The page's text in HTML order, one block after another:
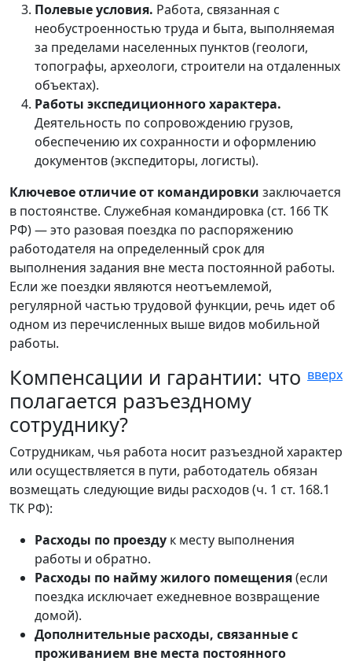
Полевые условия. Работа, связанная с
необустроенностью труда и быта, выполняемая
за пределами населенных пунктов (геологи,
топографы, археологи, строители на отдаленных
объектах).
Работы экспедиционного характера.
Деятельность по сопровождению грузов,
обеспечению их сохранности и оформлению
документов (экспедиторы, логисты).
Ключевое отличие от командировки заключается
в постоянстве. Служебная командировка (ст. 166 ТК
РФ) — это разовая поездка по распоряжению
работодателя на определенный срок для
выполнения задания вне места постоянной работы.
Если же поездки являются неотъемлемой,
регулярной частью трудовой функции, речь идет об
одном из перечисленных выше видов мобильной
работы.
вверх
Компенсации и гарантии: что
полагается разъездному
сотруднику?
Сотрудникам, чья работа носит разъездной характер
или осуществляется в пути, работодатель обязан
возмещать следующие виды расходов (ч. 1 ст. 168.1
ТК РФ):
Расходы по проезду к месту выполнения
работы и обратно.
Расходы по найму жилого помещения(если
поездка исключает ежедневное возвращение
домой).
Дополнительные расходы, связанные с
проживанием вне места постоянного